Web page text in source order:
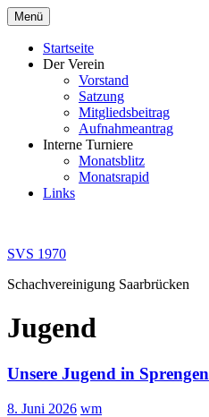
Zum
Inhalt
springen
Menü
Startseite
Der Verein
Vorstand
Satzung
Mitgliedsbeitrag
Aufnahmeantrag
Interne Turniere
Monatsblitz
Monatsrapid
Links
SVS 1970
Schachvereinigung Saarbrücken
Jugend
Unsere Jugend in Sprengen
8. Juni 2026 wm